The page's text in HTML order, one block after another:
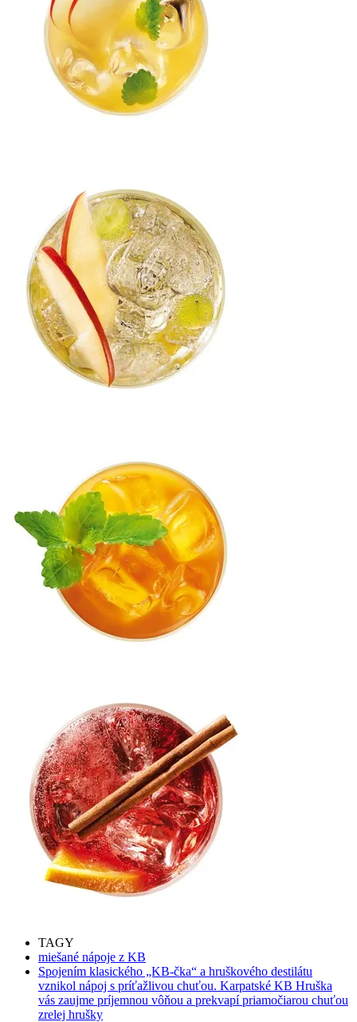
TAGY
miešané nápoje z KB
Spojením klasického „KB-čka“ a hruškového destilátu
vznikol nápoj s príťažlivou chuťou. Karpatské KB Hruška
vás zaujme príjemnou vôňou a prekvapí priamočiarou chuťou
zrelej hrušky